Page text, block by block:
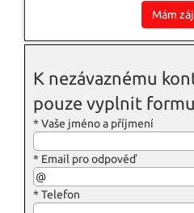
Mám
K nezávaznému
pouze vyplnit
* Vaše jméno a příjmení
* Email pro odpověď
* Telefon